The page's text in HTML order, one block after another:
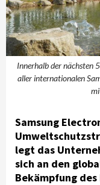
Innerhalb der nächsten
aller internationalen
Samsung
legt das
sich an den
Bekämpfung